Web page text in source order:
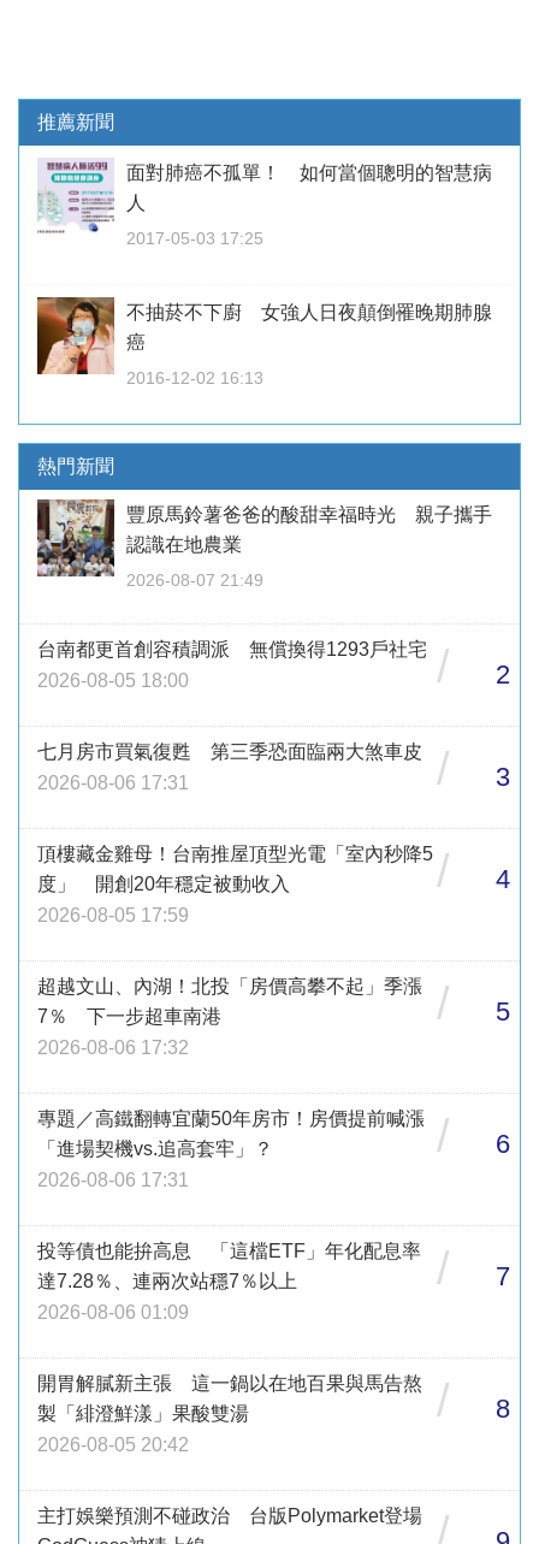
推薦新聞
面對肺癌不孤單！ 如何當個聰明的智慧病
人
2017-05-03 17:25
不抽菸不下廚 女強人日夜顛倒罹晚期肺腺
癌
2016-12-02 16:13
熱門新聞
豐原馬鈴薯爸爸的酸甜幸福時光 親子攜手
認識在地農業
2026-08-07 21:49
台南都更首創容積調派 無償換得1293戶社宅
2026-08-05 18:00
/ 2
七月房市買氣復甦 第三季恐面臨兩大煞車皮
2026-08-06 17:31
/ 3
頂樓藏金雞母！台南推屋頂型光電「室內秒降5
度」 開創20年穩定被動收入
2026-08-05 17:59
/ 4
超越文山、內湖！北投「房價高攀不起」季漲
7％ 下一步超車南港
2026-08-06 17:32
/ 5
專題／高鐵翻轉宜蘭50年房市！房價提前喊漲
「進場契機vs.追高套牢」？
2026-08-06 17:31
/ 6
投等債也能拚高息 「這檔ETF」年化配息率
達7.28％、連兩次站穩7％以上
2026-08-06 01:09
/ 7
開胃解膩新主張 這一鍋以在地百果與馬告熬
製「緋澄鮮漾」果酸雙湯
2026-08-05 20:42
/ 8
主打娛樂預測不碰政治 台版Polymarket登場
/